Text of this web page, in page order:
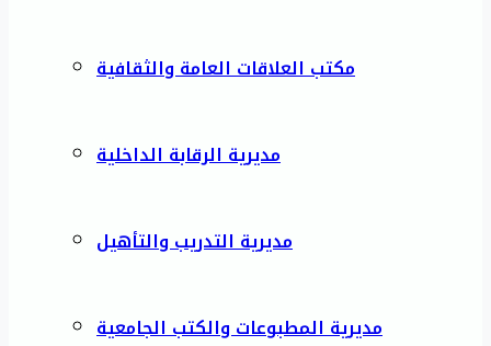
مكتب العلاقات العامة والثقافية
مديرية الرقابة الداخلية
مديرية التدريب والتأهيل
مديرية المطبوعات والكتب الجامعية